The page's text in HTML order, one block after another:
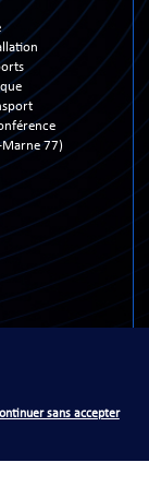
sans accepter
Marne 77)
réservés - Site réalisé
sans accepter